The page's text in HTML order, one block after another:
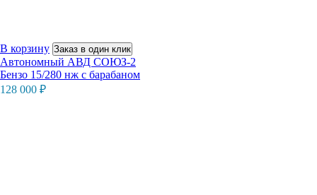
В корзину Заказ в один клик
Автономный АВД СОЮЗ-2
Бензо 15/280 нж с барабаном
128 000 ₽